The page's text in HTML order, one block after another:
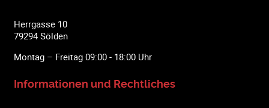
Herrgasse 10
79294 Sölden
Montag – Freitag 09:00 ‑ 18:00 Uhr
Informationen und Rechtliches